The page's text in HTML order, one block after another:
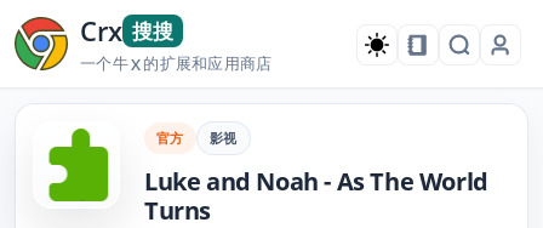
Crx 搜搜
一个牛X的扩展和应用商店
官方 影视
Luke and Noah - As The World
Turns